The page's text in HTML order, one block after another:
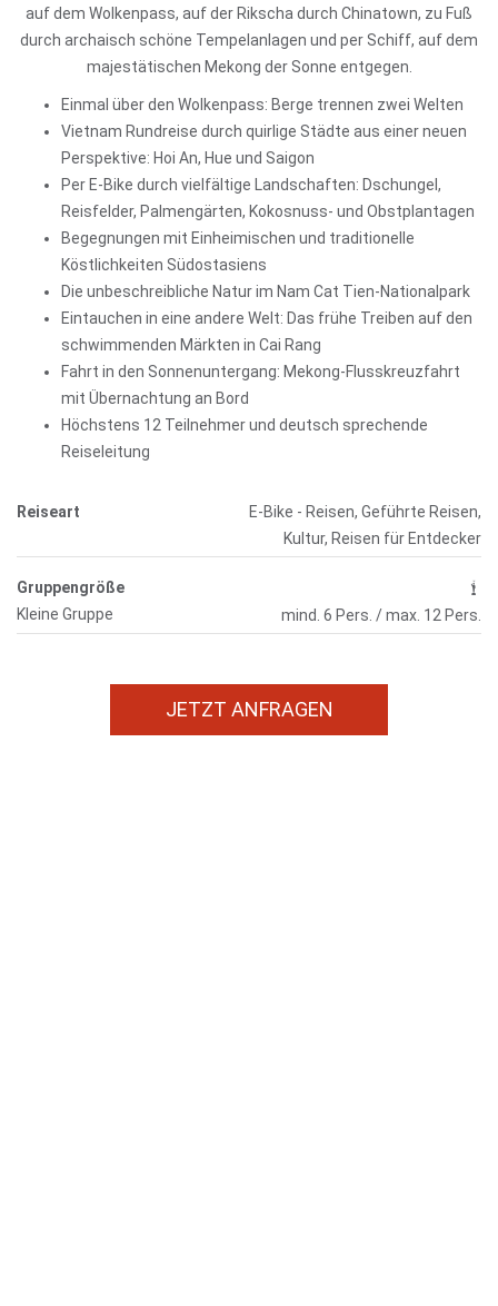
auf dem Wolkenpass, auf der Rikscha durch Chinatown, zu Fuß
durch archaisch schöne Tempelanlagen und per Schiff, auf dem
majestätischen Mekong der Sonne entgegen.
Einmal über den Wolkenpass: Berge trennen zwei Welten
Vietnam Rundreise durch quirlige Städte aus einer neuen
Perspektive: Hoi An, Hue und Saigon
Per E-Bike durch vielfältige Landschaften: Dschungel,
Reisfelder, Palmengärten, Kokosnuss- und Obstplantagen
Begegnungen mit Einheimischen und traditionelle
Köstlichkeiten Südostasiens
Die unbeschreibliche Natur im Nam Cat Tien-Nationalpark
Eintauchen in eine andere Welt: Das frühe Treiben auf den
schwimmenden Märkten in Cai Rang
Fahrt in den Sonnenuntergang: Mekong-Flusskreuzfahrt
mit Übernachtung an Bord
Höchstens 12 Teilnehmer und deutsch sprechende
Reiseleitung
Reiseart
E-Bike - Reisen, Geführte Reisen,
Kultur, Reisen für Entdecker
Gruppengröße
Kleine Gruppe
mind. 6 Pers. / max. 12 Pers.
JETZT ANFRAGEN